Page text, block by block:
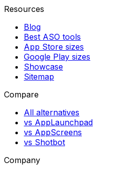
Resources
Blog
Best ASO tools
App Store sizes
Google Play sizes
Showcase
Sitemap
Compare
All alternatives
vs AppLaunchpad
vs AppScreens
vs Shotbot
Company